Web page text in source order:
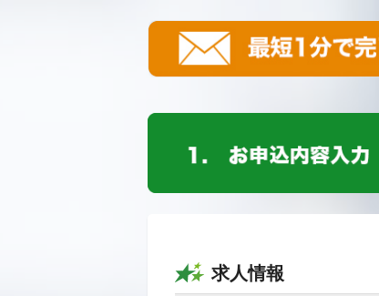
求人情報